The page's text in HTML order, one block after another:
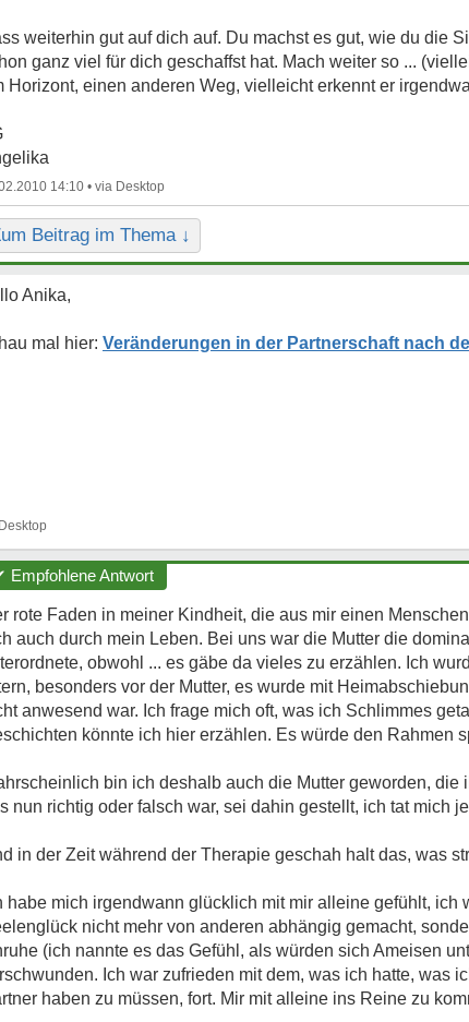
weiterhin gut auf dich auf. Du machst es gut, wie du die
ganz viel für dich geschaffst hat. Mach weiter so ...
Horizont, einen anderen Weg, vielleicht erkennt er
14:10 •
Beitrag im Thema ↓
Anika,
Veränderungen in der Partnerschaft nach
Empfohlene Antwort
rote Faden in meiner Kindheit, die aus mir einen
auch durch mein Leben. Bei uns war die Mutter die
obwohl ... es gäbe da vieles zu erzählen. Ich
besonders vor der Mutter, es wurde mit
anwesend war. Ich frage mich oft, was ich Schlimmes
könnte ich hier erzählen. Es würde den Rahmen
bin ich deshalb auch die Mutter geworden,
nun richtig oder falsch war, sei dahin gestellt, ich tat mich
in der Zeit während der Therapie geschah halt das, was
habe mich irgendwann glücklich mit mir alleine gefühlt,
nicht mehr von anderen abhängig gemacht,
(ich nannte es das Gefühl, als würden sich Ameisen
Ich war zufrieden mit dem, was ich hatte, was
haben zu müssen, fort. Mir mit alleine ins Reine zu